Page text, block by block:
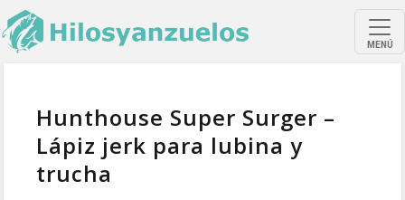
MENÚ
Hunthouse Super Surger –
Lápiz jerk para lubina y
trucha